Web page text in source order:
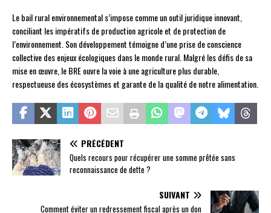
Le bail rural environnemental s’impose comme un outil juridique innovant,
conciliant les impératifs de production agricole et de protection de
l’environnement. Son développement témoigne d’une prise de conscience
collective des enjeux écologiques dans le monde rural. Malgré les défis de sa
mise en œuvre, le BRE ouvre la voie à une agriculture plus durable,
respectueuse des écosystèmes et garante de la qualité de notre alimentation.
PRÉCÉDENT
Quels recours pour récupérer une somme prêtée sans
reconnaissance de dette ?
SUIVANT
Comment éviter un redressement fiscal après un don